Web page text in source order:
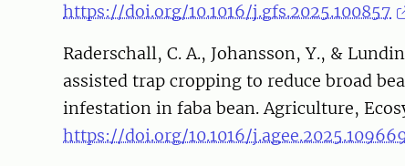
https://doi.org/10.1016/j.gfs.2025.100857
Raderschall, C. A., Johansson, Y., &
assisted trap cropping to reduce broad
infestation in faba bean. Agriculture,
https://doi.org/10.1016/